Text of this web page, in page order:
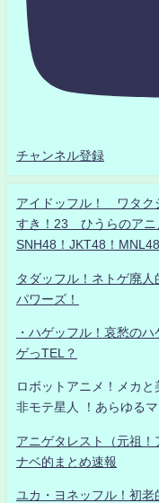
チャンネル登録
アイドッフル！ ワタク
すき！23 ひうらのアニ
SNH48！JKT48！
タダッフル！ネトゲ廃
パワーズ！
・ハゲッフル！哀愁の
ゲっTEL？
ロボットアニメ！メカと
非モテ星人 ！あらゆる
アニゲタレスト（元祖
ナベ的まとめ速報
ユカ・ヨネッフル！初